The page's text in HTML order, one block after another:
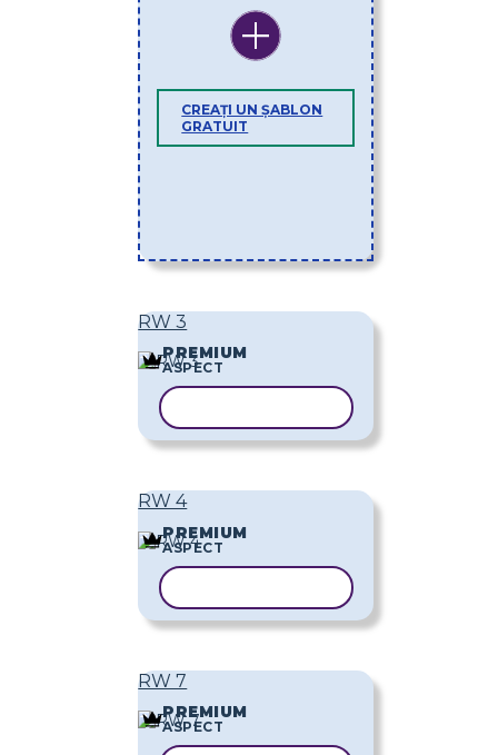
CREAȚI UN ȘABLON
GRATUIT
RW 3
PREMIUM
ASPECT
RW 4
PREMIUM
ASPECT
RW 7
PREMIUM
ASPECT